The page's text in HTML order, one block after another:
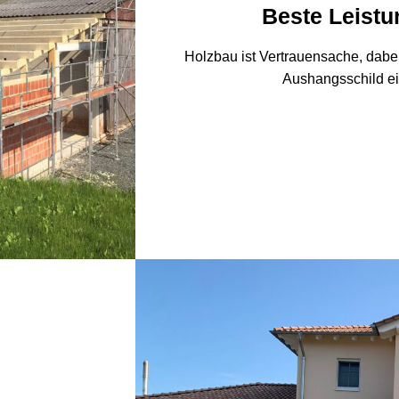
Beste
Holzbau ist Vertrauensache,
Aushangsschild